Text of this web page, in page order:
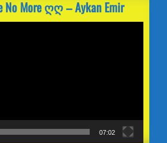
More ღღ – Aykan Emir
07:02